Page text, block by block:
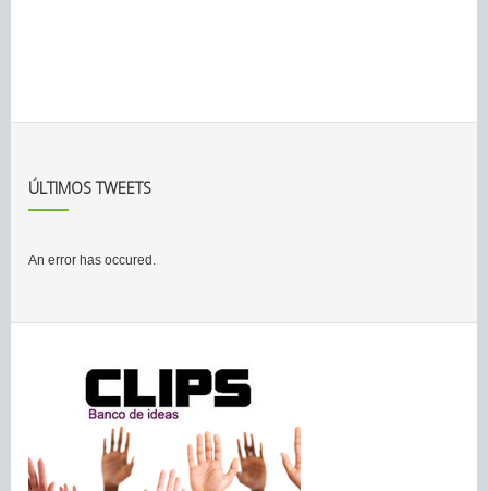
ÚLTIMOS TWEETS
An error has occured.